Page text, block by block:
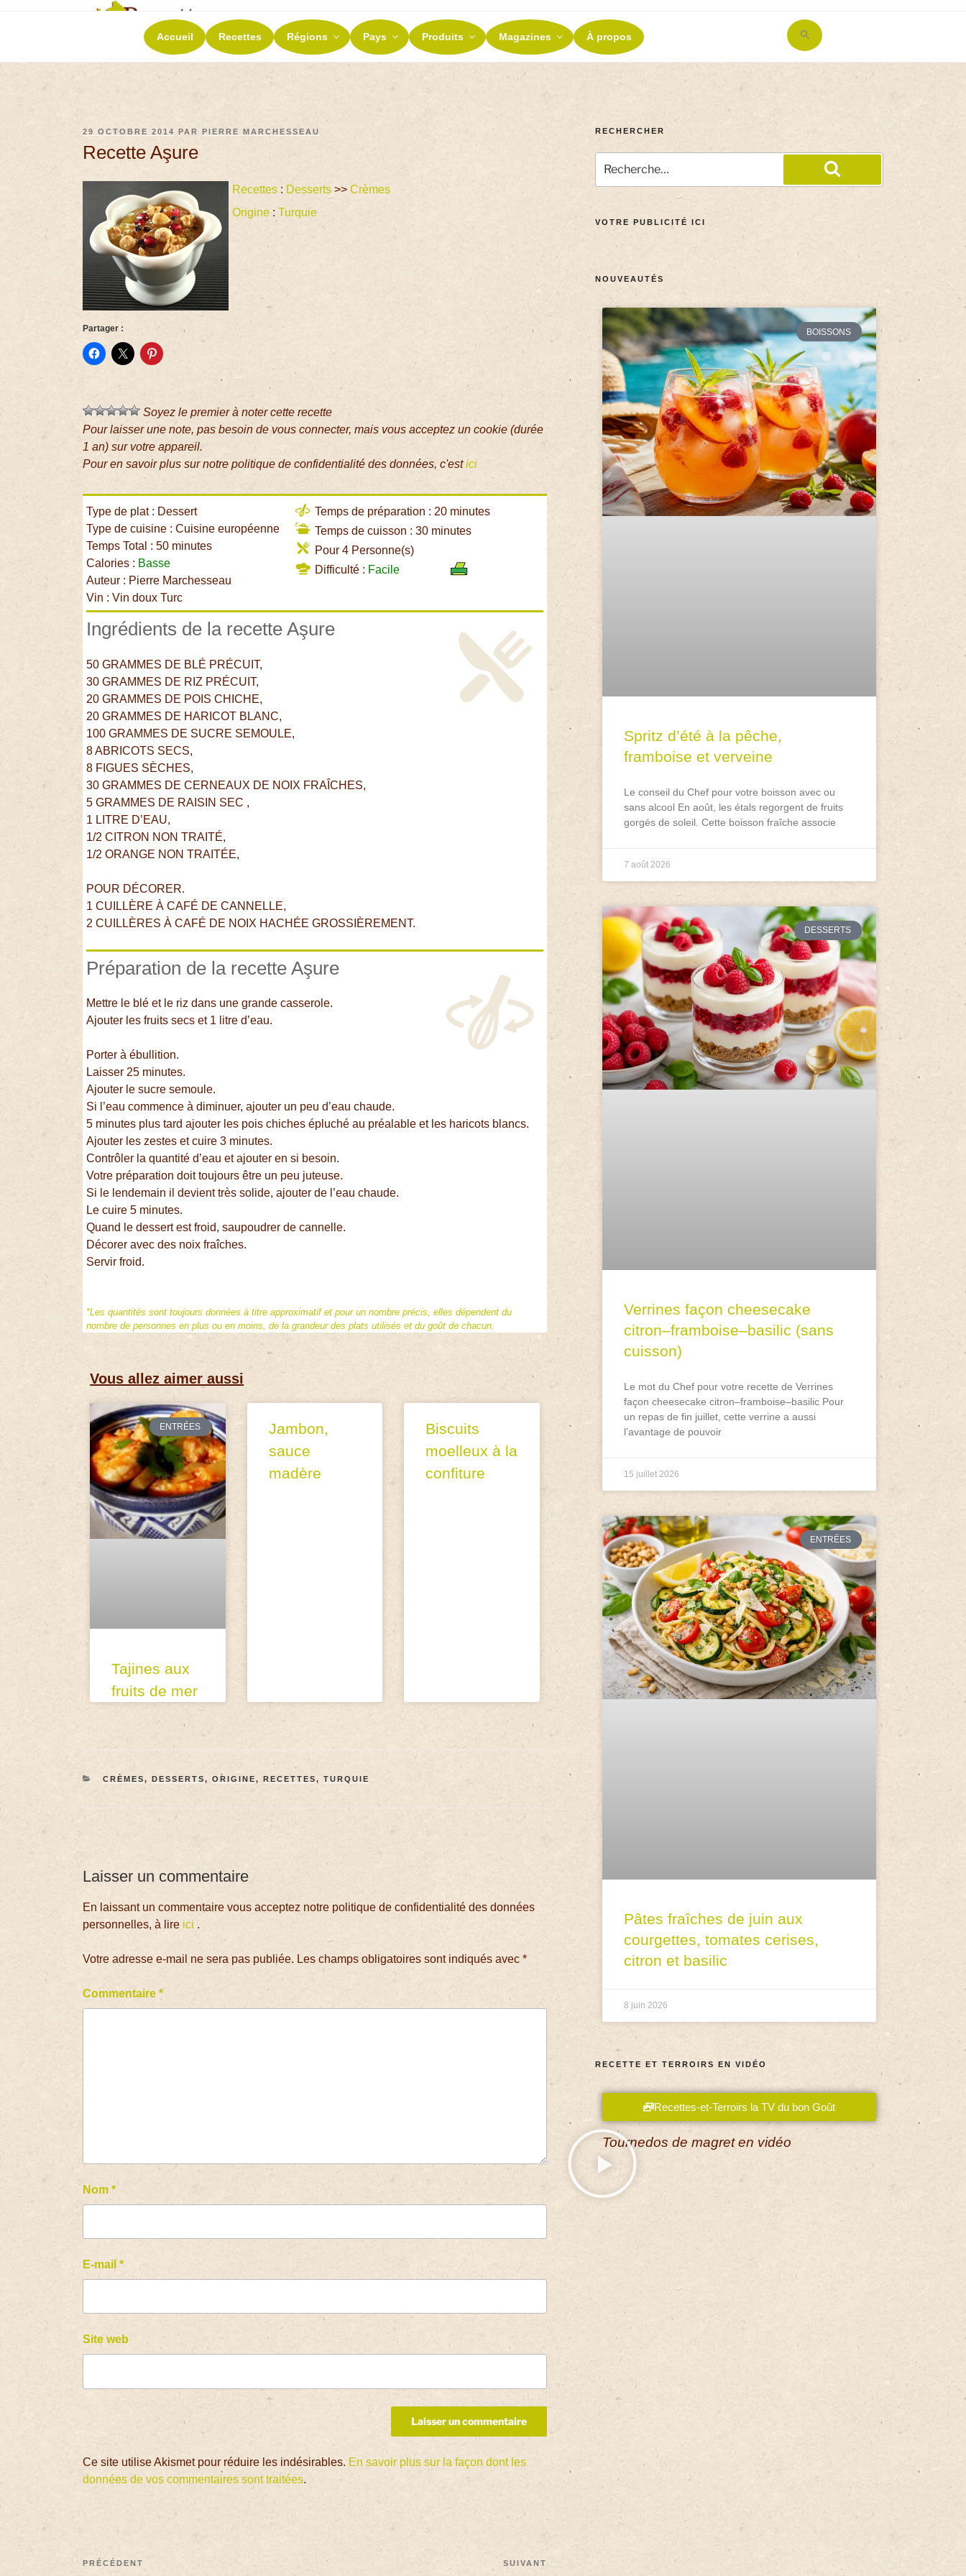
RECETTES ET TERROIRS
La richesse de nos terroirs
Accueil Recettes Régions Pays Produits Magazines À propos
Search
for:
29 OCTOBRE 2014 PARPIERRE MARCHESSEAU
Recette Aşure
Recettes : Desserts >>Crèmes
Origine :Turquie
Partager :
Soyez le premier à noter cette recette
Pour laisser une note, pas besoin de vous connecter, mais vous acceptez un cookie (durée
1 an) sur votre appareil.
Pour en savoir plus sur notre politique de confidentialité des données, c'estici
Type de plat : Dessert
Type de cuisine : Cuisine européenne
Temps Total : 50 minutes
Calories : Basse
Auteur : Pierre Marchesseau
Vin : Vin doux Turc
Temps de préparation : 20 minutes
Temps de cuisson : 30 minutes
Pour 4 Personne(s)
Difficulté : Facile
Ingrédients de la recette Aşure
50 GRAMMES DE BLÉ PRÉCUIT,
30 GRAMMES DE RIZ PRÉCUIT,
20 GRAMMES DE POIS CHICHE,
20 GRAMMES DE HARICOT BLANC,
100 GRAMMES DE SUCRE SEMOULE,
8 ABRICOTS SECS,
8 FIGUES SÈCHES,
30 GRAMMES DE CERNEAUX DE NOIX FRAÎCHES,
5 GRAMMES DE RAISIN SEC ,
1 LITRE D’EAU,
1/2 CITRON NON TRAITÉ,
1/2 ORANGE NON TRAITÉE,
POUR DÉCORER.
1 CUILLÈRE À CAFÉ DE CANNELLE,
2 CUILLÈRES À CAFÉ DE NOIX HACHÉE GROSSIÈREMENT.
Préparation de la recette Aşure
Mettre le blé et le riz dans une grande casserole.
Ajouter les fruits secs et 1 litre d’eau.
Porter à ébullition.
Laisser 25 minutes.
Ajouter le sucre semoule.
Si l’eau commence à diminuer, ajouter un peu d’eau chaude.
5 minutes plus tard ajouter les pois chiches épluché au préalable et les haricots blancs.
Ajouter les zestes et cuire 3 minutes.
Contrôler la quantité d’eau et ajouter en si besoin.
Votre préparation doit toujours être un peu juteuse.
Si le lendemain il devient très solide, ajouter de l’eau chaude.
Le cuire 5 minutes.
Quand le dessert est froid, saupoudrer de cannelle.
Décorer avec des noix fraîches.
Servir froid.
*Les quantités sont toujours données à titre approximatif et pour un nombre précis, elles dépendent du
nombre de personnes en plus ou en moins, de la grandeur des plats utilisés et du goût de chacun.
Vous allez aimer aussi
ENTRÉES
Tajines aux
fruits de mer
Jambon,
sauce
madère
Biscuits
moelleux à la
confiture
CRÈMES, DESSERTS, ORIGINE, RECETTES, TURQUIE
Laisser un commentaire
En laissant un commentaire vous acceptez notre politique de confidentialité des données
personnelles, à lire ici .
Votre adresse e-mail ne sera pas publiée. Les champs obligatoires sont indiqués avec*
Commentaire*
Nom*
E-mail*
Site web
Ce site utilise Akismet pour réduire les indésirables. En savoir plus sur la façon dont les
données de vos commentaires sont traitées.
PRÉCÉDENT SUIVANT
RECHERCHER
VOTRE PUBLICITÉ ICI
NOUVEAUTÉS
BOISSONS
Spritz d’été à la pêche,
framboise et verveine
Le conseil du Chef pour votre boisson avec ou
sans alcool En août, les étals regorgent de fruits
gorgés de soleil. Cette boisson fraîche associe
7 août 2026
DESSERTS
Verrines façon cheesecake
citron–framboise–basilic (sans
cuisson)
Le mot du Chef pour votre recette de Verrines
façon cheesecake citron–framboise–basilic Pour
un repas de fin juillet, cette verrine a aussi
l’avantage de pouvoir
15 juillet 2026
ENTRÉES
Pâtes fraîches de juin aux
courgettes, tomates cerises,
citron et basilic
8 juin 2026
RECETTE ET TERROIRS EN VIDÉO
Recettes-et-Terroirs la TV du bon Goût
Tournedos de magret en vidéo